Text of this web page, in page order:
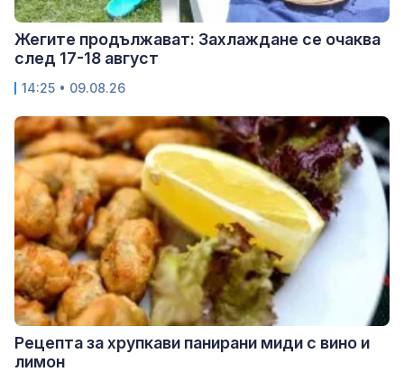
Жегите продължават: Захлаждане се очаква
след 17-18 август
14:25 • 09.08.26
Рецепта за хрупкави панирани миди с вино и
лимон